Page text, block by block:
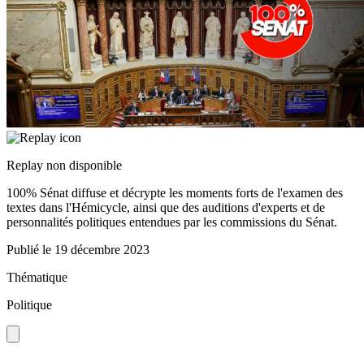
Replay non disponible
100% Sénat diffuse et décrypte les moments forts de l'examen des
textes dans l'Hémicycle, ainsi que des auditions d'experts et de
personnalités politiques entendues par les commissions du Sénat.
Publié le 19 décembre 2023
Thématique
Politique